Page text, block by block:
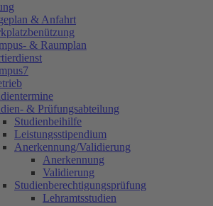
& Anfahrt
& Raumplan
& Prüfungsabteilung
Studienbeihilfe
Leistungsstipendium
Anerkennung/Validierung
Anerkennung
Validierung
Studienberechtigungsprüfung
Lehramtsstudien